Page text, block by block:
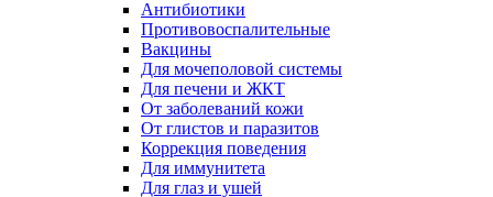
Антибиотики
Противовоспалительные
Вакцины
Для мочеполовой системы
Для печени и ЖКТ
От заболеваний кожи
От глистов и паразитов
Коррекция поведения
Для иммунитета
Для глаз и ушей